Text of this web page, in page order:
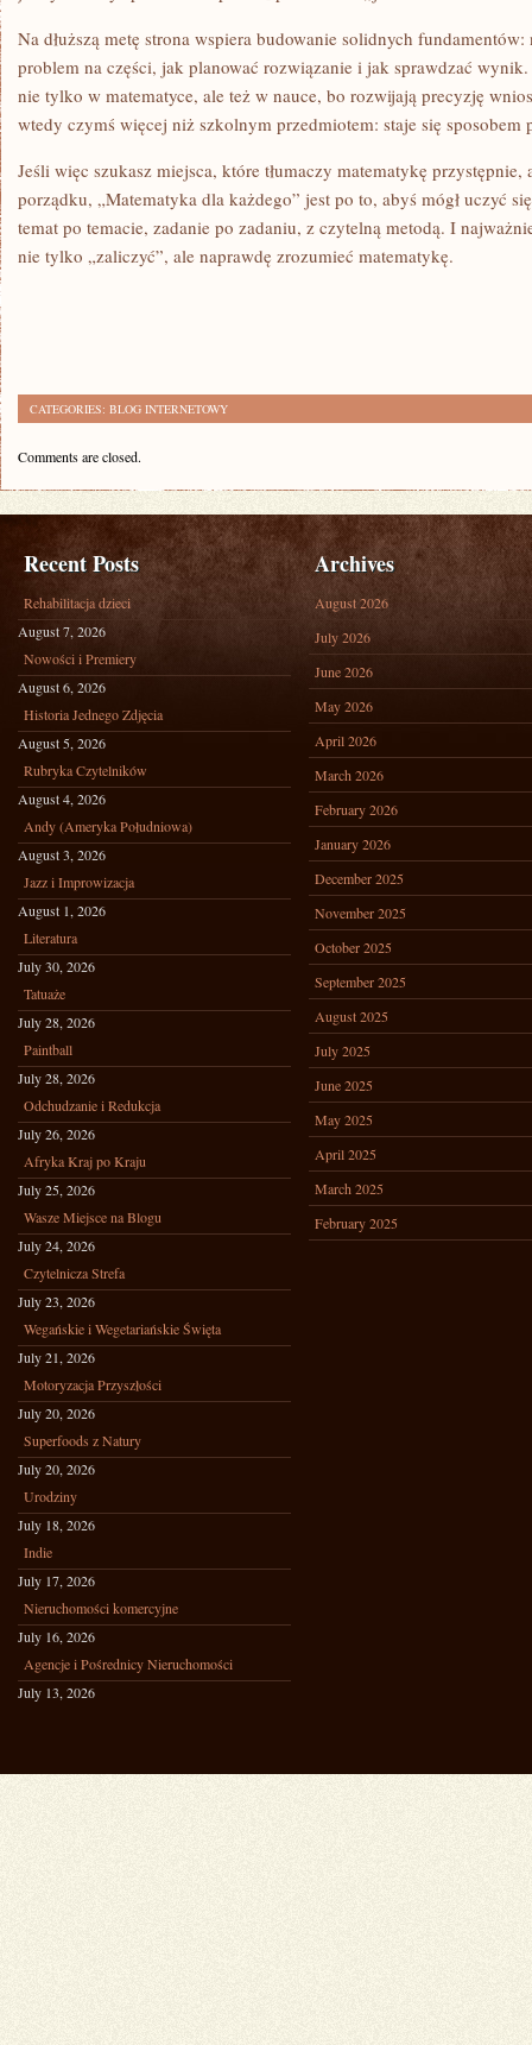
Na dłuższą metę strona wspiera budowanie solidnych
problem na części, jak planować rozwiązanie i jak sprawdzać
nie tylko w matematyce, ale też w nauce, bo rozwijają precyzję
wtedy czymś więcej niż szkolnym przedmiotem: staje się sposobem
Jeśli więc szukasz miejsca, które tłumaczy matematykę
porządku, „Matematyka dla każdego” jest po to, abyś mógł uczyć
temat po temacie, zadanie po zadaniu, z czytelną metodą. I
nie tylko „zaliczyć”, ale naprawdę zrozumieć matematykę.
CATEGORIES: BLOG INTERNETOWY
Comments are closed.
Recent Posts
Rehabilitacja dzieci
August 7, 2026
Nowości i Premiery
August 6, 2026
Historia Jednego Zdjęcia
August 5, 2026
Rubryka Czytelników
August 4, 2026
Andy (Ameryka Południowa)
August 3, 2026
Jazz i Improwizacja
August 1, 2026
Literatura
July 30, 2026
Tatuaże
July 28, 2026
Paintball
July 28, 2026
Odchudzanie i Redukcja
July 26, 2026
Afryka Kraj po Kraju
July 25, 2026
Wasze Miejsce na Blogu
July 24, 2026
Czytelnicza Strefa
July 23, 2026
Wegańskie i Wegetariańskie Święta
July 21, 2026
Motoryzacja Przyszłości
July 20, 2026
Superfoods z Natury
July 20, 2026
Urodziny
July 18, 2026
Indie
July 17, 2026
Nieruchomości komercyjne
July 16, 2026
Agencje i Pośrednicy Nieruchomości
July 13, 2026
Archives
August 2026
July 2026
June 2026
May 2026
April 2026
March 2026
February 2026
January 2026
December 2025
November 2025
October 2025
September 2025
August 2025
July 2025
June 2025
May 2025
April 2025
March 2025
February 2025